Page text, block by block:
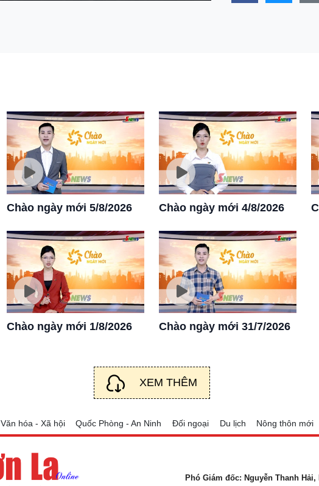
Chào ngày mới 5/8/2026 Chào ngày mới 4/8/2026
Chào ngày mới 1/8/2026 Chào ngày mới 31/7/2026
XEM THÊM
Văn hóa - Xã hội Quốc Phòng - An Ninh Đối ngoại Du lịch Nông thôn mới
Phó Giám đốc: Nguyễn Thanh